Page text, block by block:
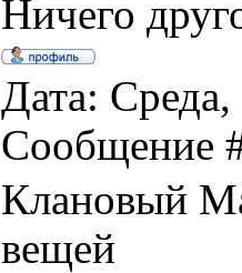
Ничего
Дата:
Сообщение
Клановый
вещей